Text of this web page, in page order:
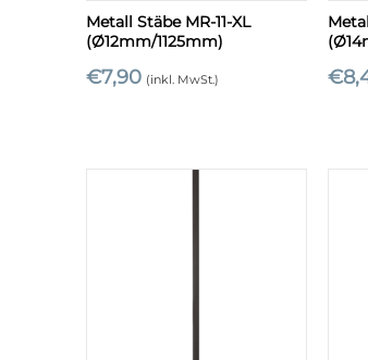
Metall Stäbe MR-11-XL
(Ø12mm/1125mm)
€7,90 (inkl. MwSt.) €